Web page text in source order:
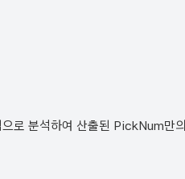
로 분석하여 산출된 PickNum만